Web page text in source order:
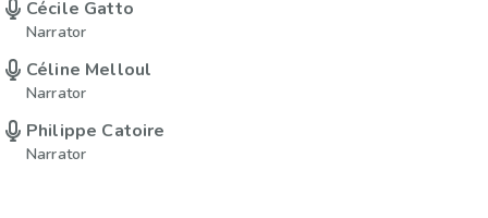
Cécile Gatto
Narrator
Céline Melloul
Narrator
Philippe Catoire
Narrator